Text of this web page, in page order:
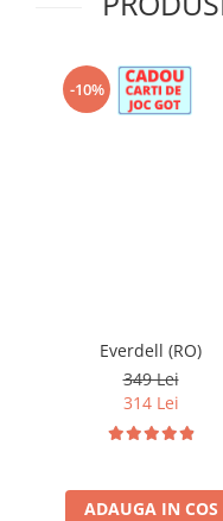
-10%
Everdell (RO)
349 Lei
314 Lei
ADAUGA IN COS